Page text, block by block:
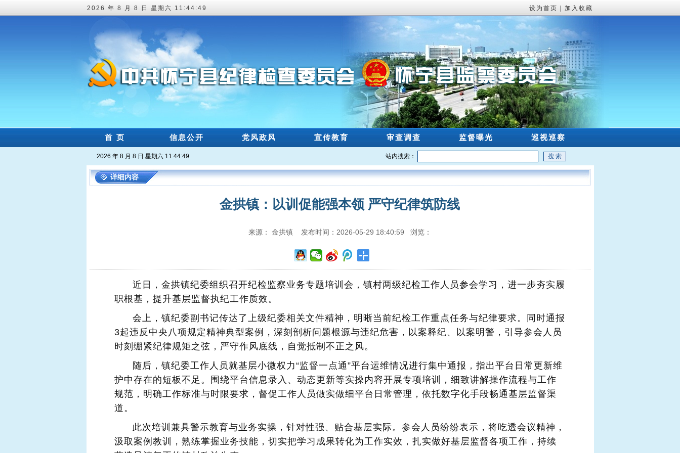
2026 年 8 月 8 日 星期六 11:44:50 设为首页 加入收藏
首 页 信息公开 党风政风 宣传教育 审查调查 监督曝光 巡视巡察
2026 年 8 月 8 日 星期六 11:44:50 站内搜索：
详细内容
金拱镇：以训促能强本领 严守纪律筑防线
来源： 金拱镇 发布时间：2026-05-29 18:40:59 浏览：
近日，金拱镇纪委组织召开纪检监察业务专题培训会，镇村两级纪检工作人员参会学习，进一步夯实履
职根基，提升基层监督执纪工作质效。
会上，镇纪委副书记传达了上级纪委相关文件精神，明晰当前纪检工作重点任务与纪律要求。同时通报
3起违反中央八项规定精神典型案例，深刻剖析问题根源与违纪危害，以案释纪、以案明警，引导参会人员
时刻绷紧纪律规矩之弦，严守作风底线，自觉抵制不正之风。
随后，镇纪委工作人员就基层小微权力“监督一点通”平台运维情况进行集中通报，指出平台日常更新维
护中存在的短板不足。围绕平台信息录入、动态更新等实操内容开展专项培训，细致讲解操作流程与工作
规范，明确工作标准与时限要求，督促工作人员做实做细平台日常管理，依托数字化手段畅通基层监督渠
道。
此次培训兼具警示教育与业务实操，针对性强、贴合基层实际。参会人员纷纷表示，将吃透会议精神，
汲取案例教训，熟练掌握业务技能，切实把学习成果转化为工作实效，扎实做好基层监督各项工作，持续